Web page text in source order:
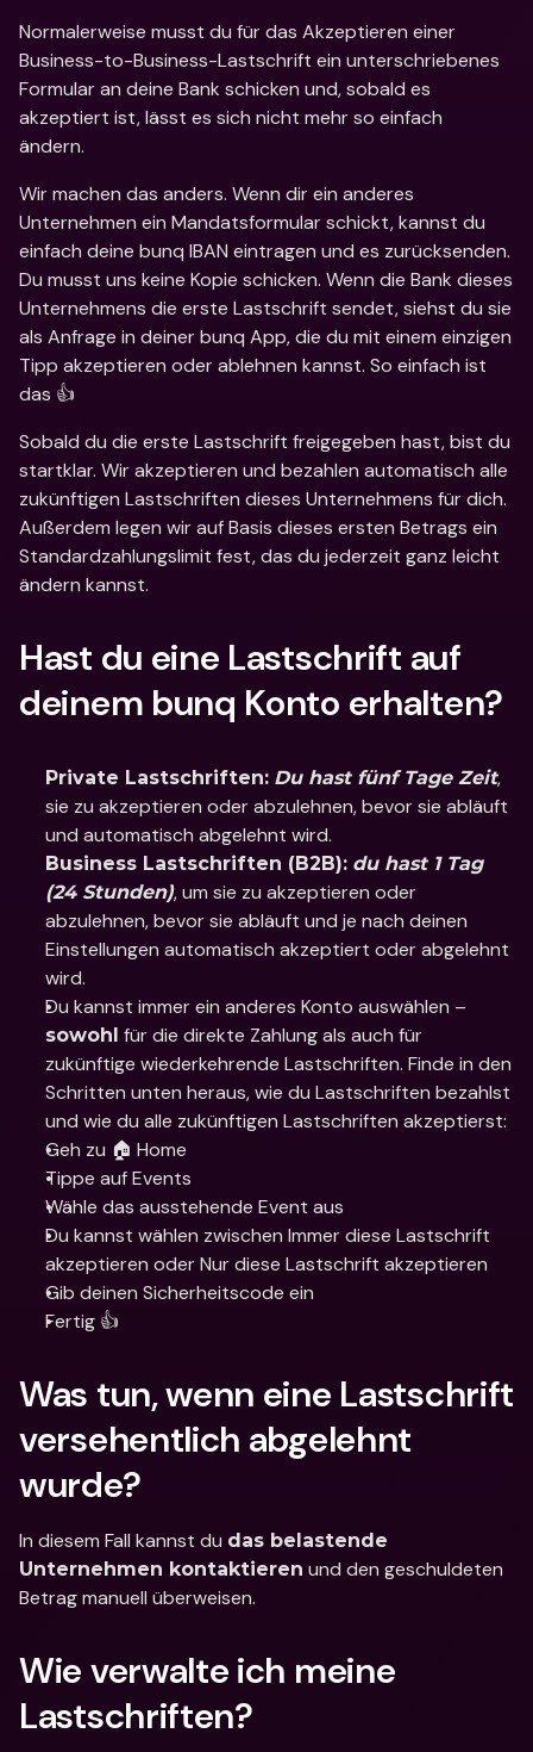
Normalerweise musst du für das Akzeptieren einer
Business-to-Business-Lastschrift ein unterschriebenes
Formular an deine Bank schicken und, sobald es
akzeptiert ist, lässt es sich nicht mehr so einfach
ändern.
Wir machen das anders. Wenn dir ein anderes
Unternehmen ein Mandatsformular schickt, kannst du
einfach deine bunq IBAN eintragen und es zurücksenden.
Du musst uns keine Kopie schicken. Wenn die Bank dieses
Unternehmens die erste Lastschrift sendet, siehst du sie
als Anfrage in deiner bunq App, die du mit einem einzigen
Tipp akzeptieren oder ablehnen kannst. So einfach ist
das 👍
Sobald du die erste Lastschrift freigegeben hast, bist du
startklar. Wir akzeptieren und bezahlen automatisch alle
zukünftigen Lastschriften dieses Unternehmens für dich.
Außerdem legen wir auf Basis dieses ersten Betrags ein
Standardzahlungslimit fest, das du jederzeit ganz leicht
ändern kannst.
Hast du eine Lastschrift auf
deinem bunq Konto erhalten?
Private Lastschriften: Du hast fünf Tage Zeit,
sie zu akzeptieren oder abzulehnen, bevor sie abläuft
und automatisch abgelehnt wird.
Business Lastschriften (B2B): du hast 1 Tag
(24 Stunden), um sie zu akzeptieren oder
abzulehnen, bevor sie abläuft und je nach deinen
Einstellungen automatisch akzeptiert oder abgelehnt
wird.
sowohl für die direkte Zahlung als auch für
zukünftige wiederkehrende Lastschriften. Finde in den
Schritten unten heraus, wie du Lastschriften bezahlst
und wie du alle zukünftigen Lastschriften akzeptierst:
Geh zu 🏠 Home
Tippe auf Events
Wähle das ausstehende Event aus
Du kannst wählen zwischen Immer diese Lastschrift
akzeptieren oder Nur diese Lastschrift akzeptieren
Gib deinen Sicherheitscode ein
Fertig 👍
Was tun, wenn eine Lastschrift
versehentlich abgelehnt
wurde?
In diesem Fall kannst du das belastende
Unternehmen kontaktieren und den geschuldeten
Betrag manuell überweisen.
Wie verwalte ich meine
Lastschriften?